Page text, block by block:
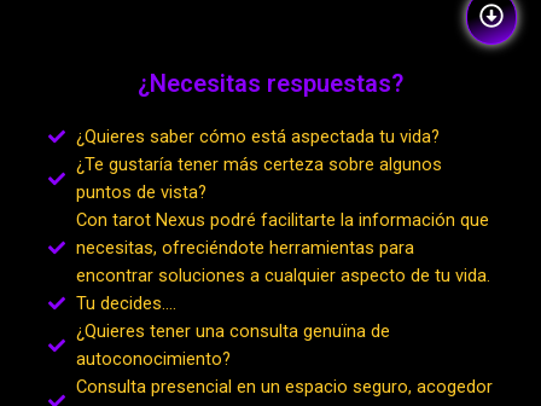
¿Necesitas respuestas?
¿Quieres saber cómo está aspectada tu vida?
¿Te gustaría tener más certeza sobre algunos
puntos de vista?
Con tarot Nexus podré facilitarte la información que
necesitas, ofreciéndote herramientas para
encontrar soluciones a cualquier aspecto de tu vida.
Tu decides….
¿Quieres tener una consulta genuïna de
autoconocimiento?
Consulta presencial en un espacio seguro, acogedor